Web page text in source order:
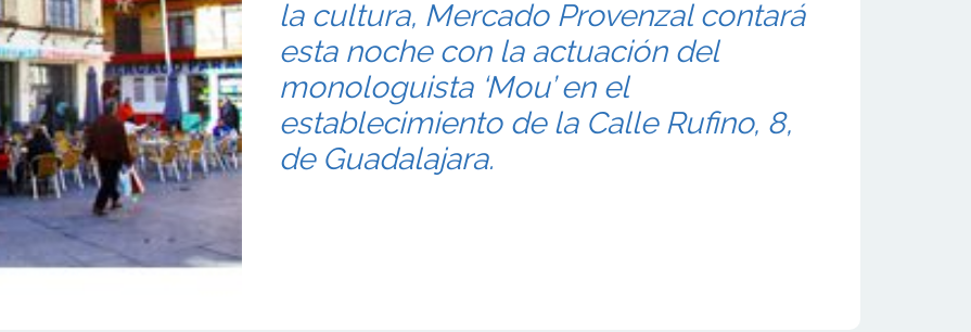
la cultura, Mercado Provenzal contará
esta noche con la actuación del
monologuista ‘Mou’ en el
establecimiento de la Calle Rufino, 8,
de Guadalajara.